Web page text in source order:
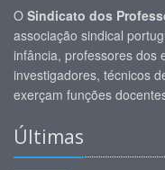
O Sindicato dos
associação sindical
infância, professores dos
investigadores, técnicos
exerçam funções
Últimas